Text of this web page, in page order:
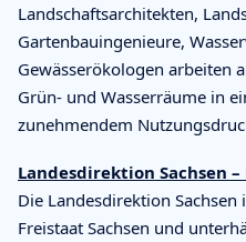
Landschaftsarchitekten,
Gartenbauingenieure,
Gewässerökologen arbeiten
Grün- und Wasserräume in
zunehmendem
Landesdirektion Sachsen
Die Landesdirektion
Freistaat Sachsen und